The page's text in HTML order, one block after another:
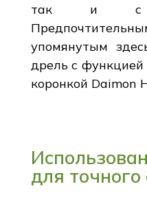
так и с
упомянутым
дрель с
коронкой Daimon
для точного